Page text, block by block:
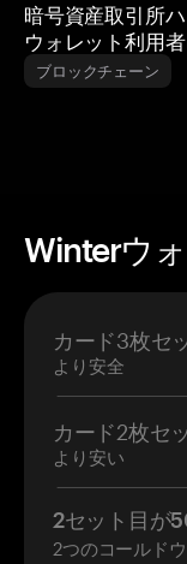
暗号資産取引所
ウォレット利用
ブロックチェーン
Winterウ
カード3枚セ
より安全
カード2枚セ
より安い
2セット目が
2つのコールド